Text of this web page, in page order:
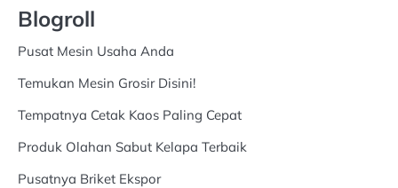
Blogroll
Pusat Mesin Usaha Anda
Temukan Mesin Grosir Disini!
Tempatnya Cetak Kaos Paling Cepat
Produk Olahan Sabut Kelapa Terbaik
Pusatnya Briket Ekspor